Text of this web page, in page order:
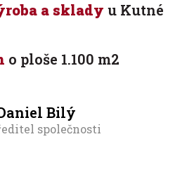
a sklady u Kutné
o ploše 1.100 m2
Bilý
společnosti